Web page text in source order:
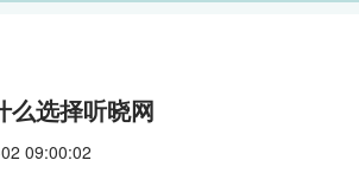
么选择听晓网
09:00:02